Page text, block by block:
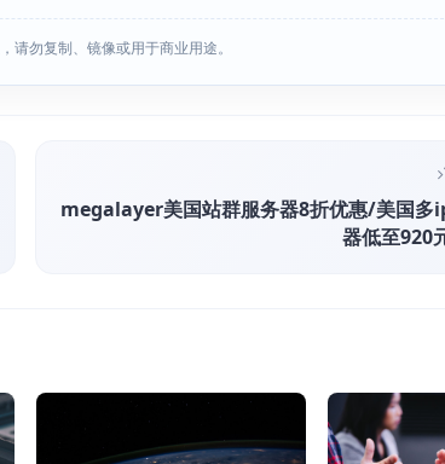
勿复制、镜像或用于商业用途。
megalayer美国站群服务器8折优惠/美国多
器低至920